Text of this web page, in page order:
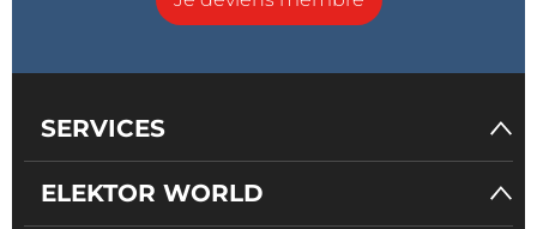
SERVICES
ELEKTOR WORLD